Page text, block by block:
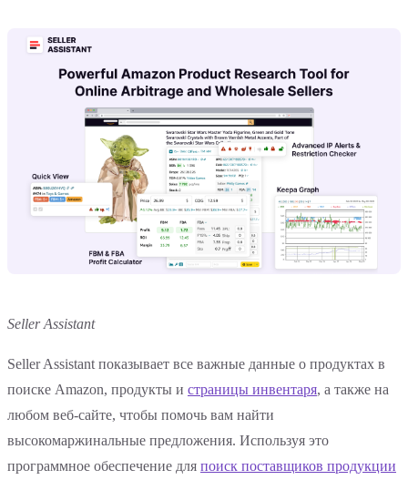
Seller Assistant
Seller Assistant показывает все важные данные о продуктах в
поиске Amazon, продукты и страницы инвентаря, а также на
любом веб-сайте, чтобы помочь вам найти
высокомаржинальные предложения. Используя это
программное обеспечение для поиск поставщиков продукции